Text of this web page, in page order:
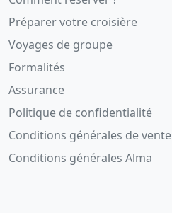
Préparer votre croisière
Voyages de groupe
Formalités
Assurance
Politique de confidentialité
Conditions générales de vente
Conditions générales Alma